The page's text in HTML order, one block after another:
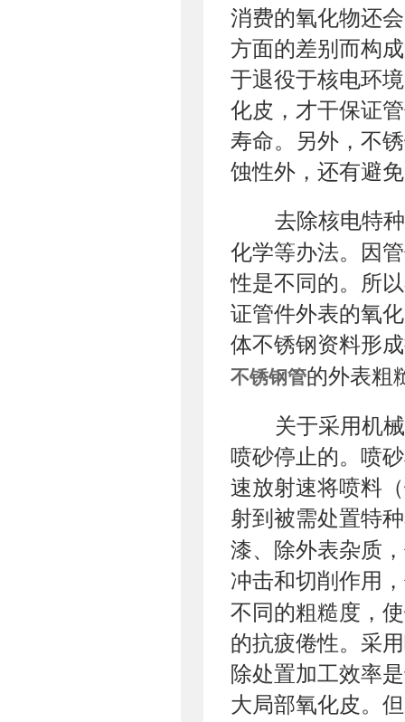
消费的氧化物还
方面的差别而构
于退役于核电环
化皮，才干保证
寿命。另外，不
蚀性外，还有避
去除核电特种
化学等办法。因
性是不同的。所
证管件外表的氧
体不锈钢资料形
不锈钢管的外表粗
关于采用机
喷砂停止的。喷
速放射速将喷料
射到被需处置特种
漆、除外表杂质
冲击和切削作用
不同的粗糙度，
的抗疲倦性。采
除处置加工效率
大局部氧化皮。